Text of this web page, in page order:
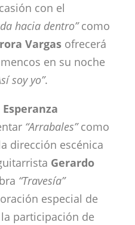
con el
hacia dentro”como
Vargas ofrecerá
en su noche
soy yo”.
Esperanza
“Arrabales”como
dirección escénica
Gerardo
“Travesía”
especial de
participación de